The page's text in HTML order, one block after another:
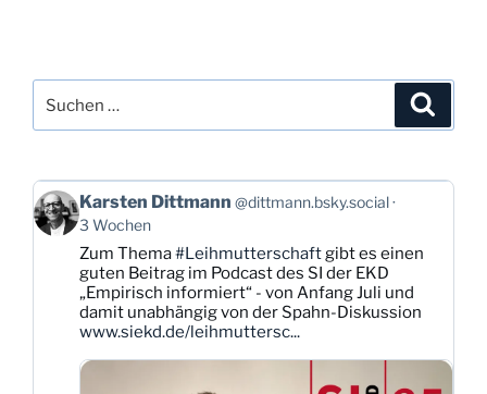
nach:
Beitrag
von
Karsten
Dittmann
Bluesky
ansehen
Karsten Dittmann @dittmann.bsky.social
3 Wochen
Zum Thema#Leihmutterschaftgibt es einen
guten Beitrag im Podcast des SI der EKD
„Empirisch informiert“ - von Anfang Juli und
damit unabhängig von der Spahn-Diskussion
www.siekd.de/leihmuttersc...